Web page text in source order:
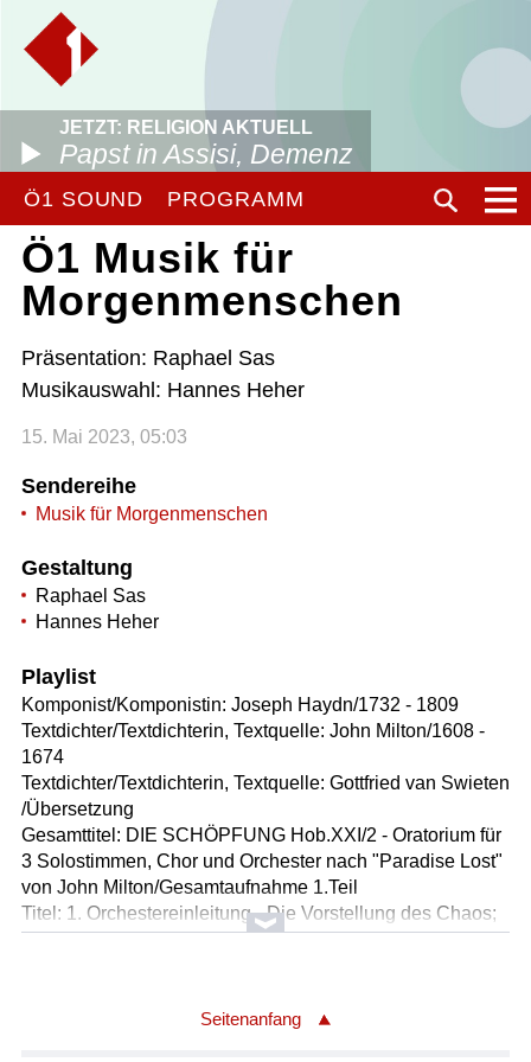
JETZT: RELIGION AKTUELL
Papst in Assisi, Demenz
Ö1 SOUND PROGRAMM
Ö1 Musik für
Morgenmenschen
Präsentation: Raphael Sas
Musikauswahl: Hannes Heher
15. Mai 2023, 05:03
Sendereihe
Musik für Morgenmenschen
Gestaltung
Raphael Sas
Hannes Heher
Playlist
Komponist/Komponistin: Joseph Haydn/1732 - 1809
Textdichter/Textdichterin, Textquelle: John Milton/1608 -
1674
Textdichter/Textdichterin, Textquelle: Gottfried van Swieten
/Übersetzung
Gesamttitel: DIE SCHÖPFUNG Hob.XXI/2 - Oratorium für
3 Solostimmen, Chor und Orchester nach "Paradise Lost"
von John Milton/Gesamtaufnahme 1.Teil
Titel: 1. Orchestereinleitung - Die Vorstellung des Chaos;
Im Anfange schuf Gott Himmel und
Solist/Solistin: Josef Protschka /Uriel, Tenor
Seitenanfang